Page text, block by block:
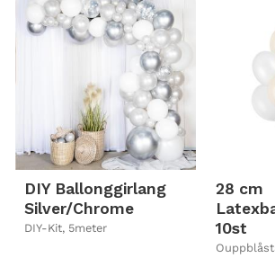
DIY Ballonggirlang
Silver/Chrome
DIY-Kit, 5meter
28 cm
10st